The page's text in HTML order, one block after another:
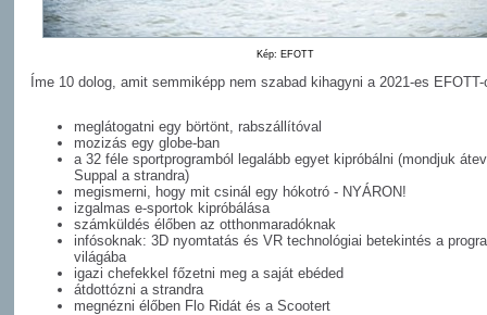
Kép: EFOTT
Íme 10 dolog, amit semmiképp nem szabad kihagyni a 2021-es EFOTT-
meglátogatni egy börtönt, rabszállítóval
mozizás egy globe-ban
a 32 féle sportprogramból legalább egyet kipróbálni (mondjuk
Suppal a strandra)
megismerni, hogy mit csinál egy hókotró - NYÁRON!
izgalmas e-sportok kipróbálása
számküldés élőben az otthonmaradóknak
infósoknak: 3D nyomtatás és VR technológiai betekintés a
világába
igazi chefekkel főzetni meg a saját ebéded
átdottózni a strandra
megnézni élőben Flo Ridát és a Scootert